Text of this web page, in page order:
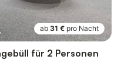
ab 31 € pro Nacht
für 2 Personen